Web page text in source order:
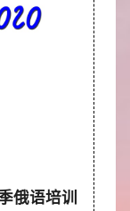
俄语培训